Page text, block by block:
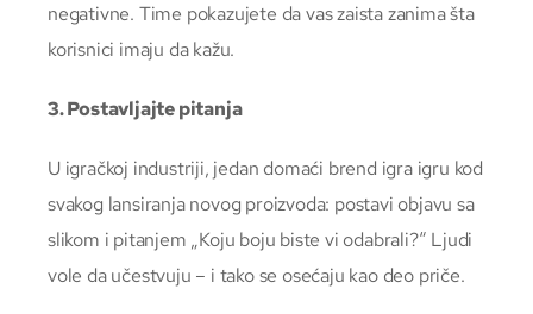
negativne. Time pokazujete da vas zaista zanima šta
korisnici imaju da kažu.
3. Postavljajte pitanja
U igračkoj industriji, jedan domaći brend igra igru kod
svakog lansiranja novog proizvoda: postavi objavu sa
slikom i pitanjem „Koju boju biste vi odabrali?“ Ljudi
vole da učestvuju – i tako se osećaju kao deo priče.